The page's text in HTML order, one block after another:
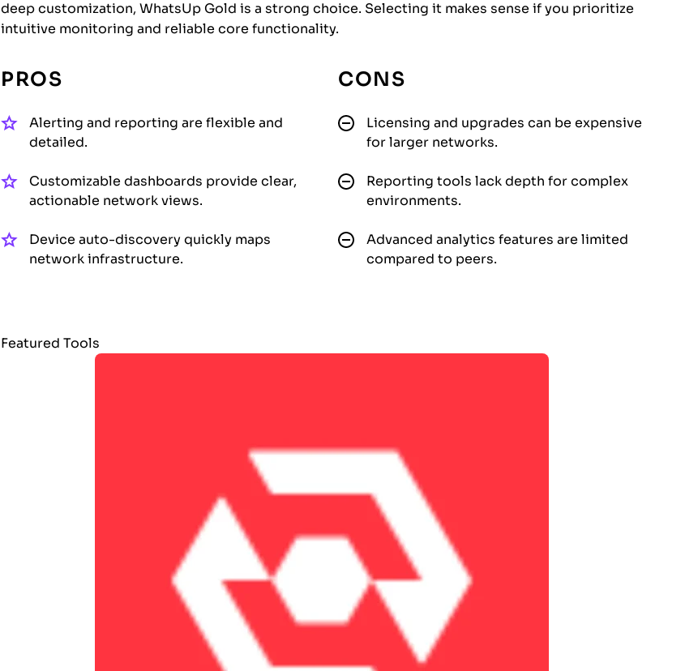
deep customization, WhatsUp Gold is a strong choice. Selecting it makes sense if you prioritize
intuitive monitoring and reliable core functionality.
PROS
Alerting and reporting are flexible and
detailed.
Customizable dashboards provide clear,
actionable network views.
Device auto-discovery quickly maps
network infrastructure.
CONS
Licensing and upgrades can be expensive
for larger networks.
Reporting tools lack depth for complex
environments.
Advanced analytics features are limited
compared to peers.
Featured Tools